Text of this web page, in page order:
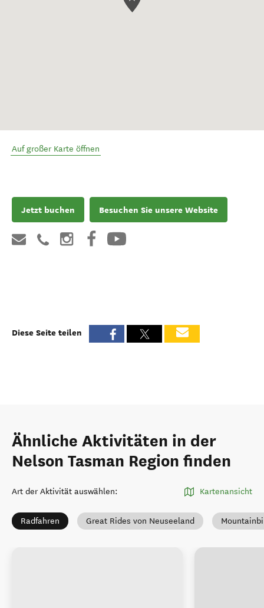
Auf großer Karte öffnen
Jetzt buchen Besuchen Sie unsere Website
Diese Seite teilen
Ähnliche Aktivitäten in der
Nelson Tasman Region finden
Art der Aktivität auswählen: Kartenansicht
Radfahren Great Rides von Neuseeland